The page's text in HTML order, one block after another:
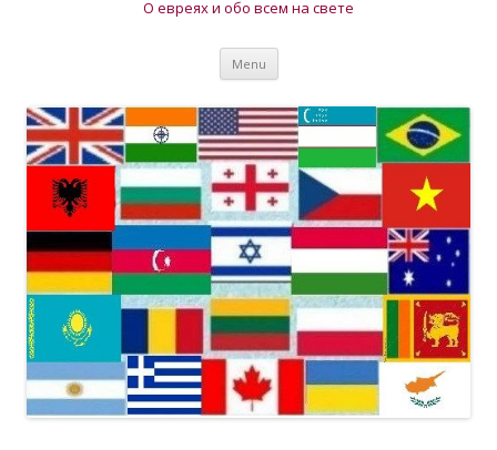
О евреях и обо всем на свете
Menu Skip
content